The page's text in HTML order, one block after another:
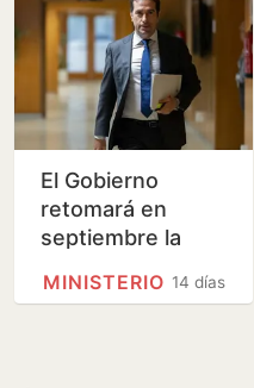
El Gobierno
retomará en
septiembre la
Autoridad de 14 días
MINISTERIO